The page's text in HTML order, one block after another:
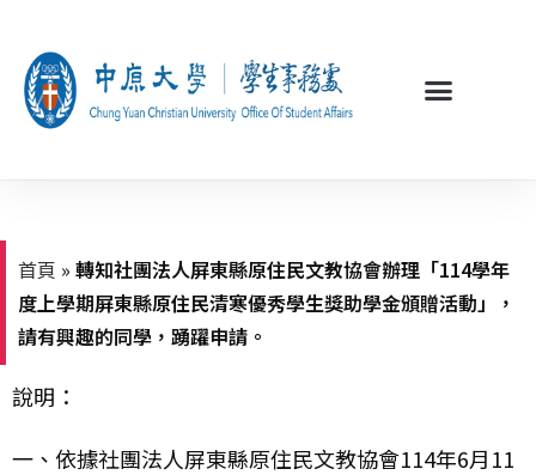
首頁 » 轉知社團法人屏東縣原住民文教協會辦理「114學年
度上學期屏東縣原住民清寒優秀學生獎助學金頒贈活動」，
請有興趣的同學，踴躍申請。
說明：
一、依據社團法人屏東縣原住民文教協會114年6月11